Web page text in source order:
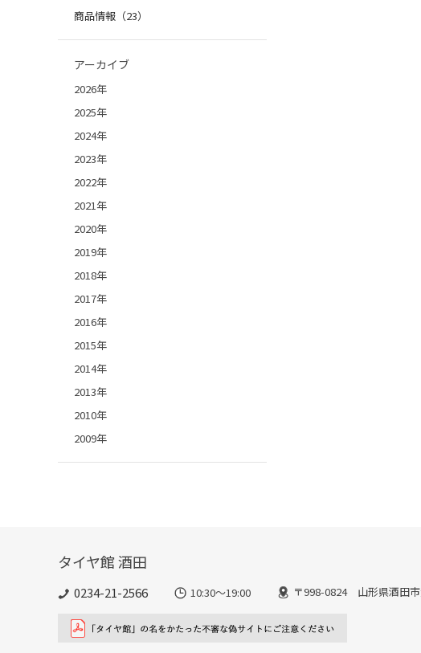
商品情報（23）
アーカイブ
2026年
2025年
2024年
2023年
2022年
2021年
2020年
2019年
2018年
2017年
2016年
2015年
2014年
2013年
2010年
2009年
タイヤ館 酒田
0234-21-2566 10:30～19:00 〒998-0824 山形県酒田